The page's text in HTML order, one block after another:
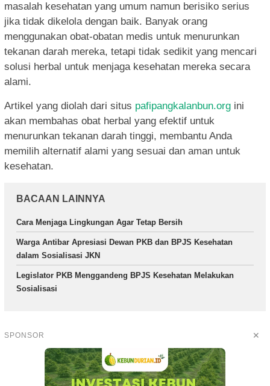
masalah kesehatan yang umum namun berisiko serius
jika tidak dikelola dengan baik. Banyak orang
menggunakan obat-obatan medis untuk menurunkan
tekanan darah mereka, tetapi tidak sedikit yang mencari
solusi herbal untuk menjaga kesehatan mereka secara
alami.
Artikel yang diolah dari situs pafipangkalanbun.org ini
akan membahas obat herbal yang efektif untuk
menurunkan tekanan darah tinggi, membantu Anda
memilih alternatif alami yang sesuai dan aman untuk
kesehatan.
BACAAN LAINNYA
Cara Menjaga Lingkungan Agar Tetap Bersih
Warga Antibar Apresiasi Dewan PKB dan BPJS Kesehatan
dalam Sosialisasi JKN
Legislator PKB Menggandeng BPJS Kesehatan Melakukan
Sosialisasi
SPONSOR ✕